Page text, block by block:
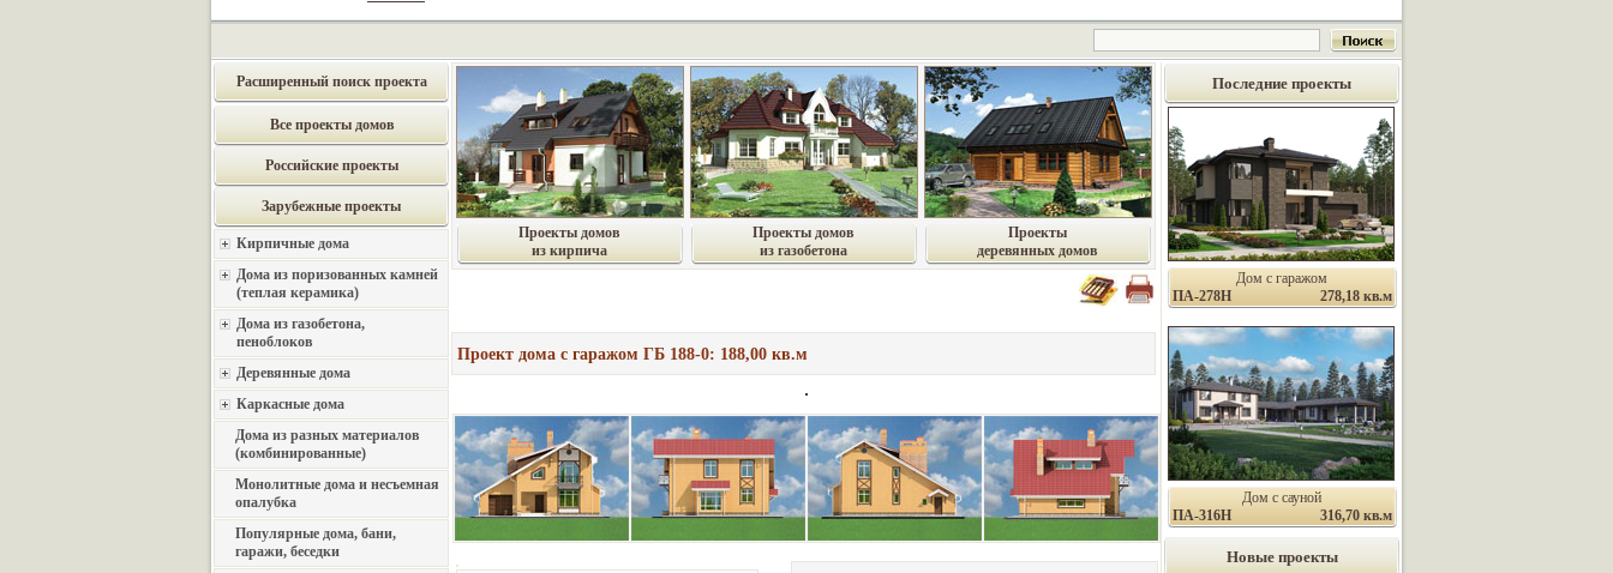
Расширенный поиск проекта
Все проекты домов
Российские проекты
Зарубежные проекты
Кирпичные дома
Дома из поризованных камней
(теплая керамика)
Дома из газобетона,
пеноблоков
Деревянные дома
Каркасные дома
Дома из разных материалов
(комбинированные)
Монолитные дома и несъемная
опалубка
Популярные дома, бани,
гаражи, беседки
Проекты домов
из кирпича
Проекты домов
из газобетона
Проекты
деревянных домов
Проект дома с гаражом ГБ 188-0: 188,00 кв.м
Последние проекты
Дом с гаражом
ПА-278Н
278,18 кв.м
Дом с сауной
ПА-316Н
316,70 кв.м
Новые проекты